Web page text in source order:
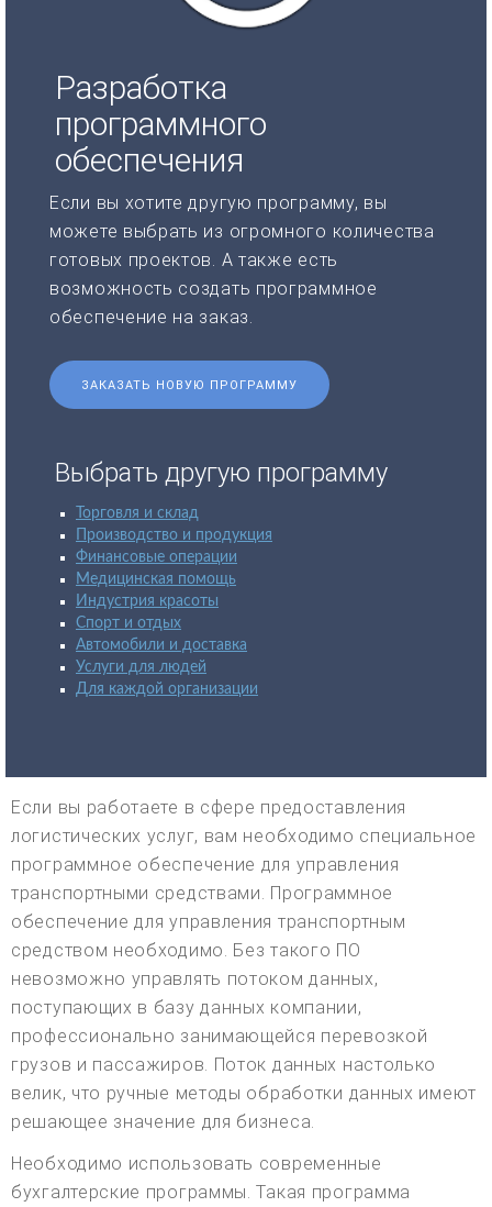
Разработка
программного
обеспечения
Если вы хотите другую программу, вы
можете выбрать из огромного количества
готовых проектов. А также есть
возможность создать программное
обеспечение на заказ.
ЗАКАЗАТЬ НОВУЮ ПРОГРАММУ
Выбрать другую программу
Торговля и склад
Производство и продукция
Финансовые операции
Медицинская помощь
Индустрия красоты
Спорт и отдых
Автомобили и доставка
Услуги для людей
Для каждой организации
Если вы работаете в сфере предоставления
логистических услуг, вам необходимо специальное
программное обеспечение для управления
транспортными средствами. Программное
обеспечение для управления транспортным
средством необходимо. Без такого ПО
невозможно управлять потоком данных,
поступающих в базу данных компании,
профессионально занимающейся перевозкой
грузов и пассажиров. Поток данных настолько
велик, что ручные методы обработки данных имеют
решающее значение для бизнеса.
Необходимо использовать современные
бухгалтерские программы. Такая программа